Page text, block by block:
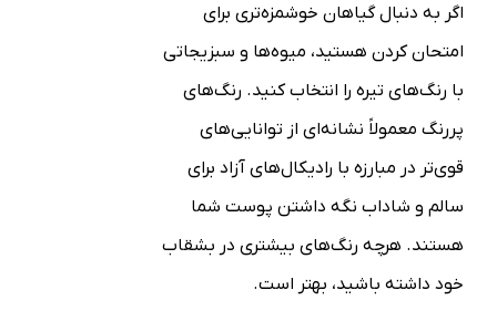
اگر به دنبال گیاهان خوشمزه‌تری برای
امتحان کردن هستید، میوه‌ها و سبزیجاتی
با رنگ‌های تیره را انتخاب کنید. رنگ‌های
پررنگ معمولاً نشانه‌ای از توانایی‌های
قوی‌تر در مبارزه با رادیکال‌های آزاد برای
سالم و شاداب نگه داشتن پوست شما
هستند. هرچه رنگ‌های بیشتری در بشقاب
خود داشته باشید، بهتر است.